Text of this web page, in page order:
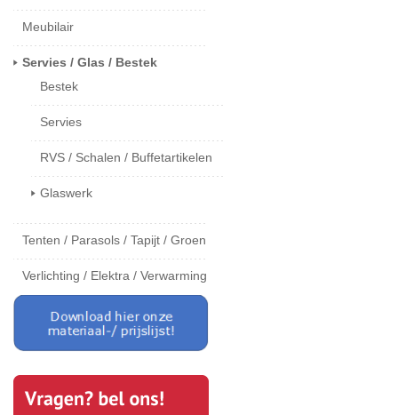
Meubilair
Servies / Glas / Bestek
Bestek
Servies
RVS / Schalen / Buffetartikelen
Glaswerk
Tenten / Parasols / Tapijt / Groen
Verlichting / Elektra / Verwarming